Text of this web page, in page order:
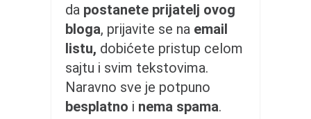
kontaktda postanete prijatelj ovog
bloga, prijavite se na email
listu, dobićete pristup celom
sajtu i svim tekstovima.
Naravno sve je potpuno
besplatno i nema spama.